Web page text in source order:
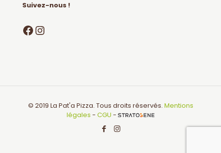
Suivez-nous !
Facebook
Instagram
© 2019 La Pat'a Pizza. Tous droits réservés. Mentions
légales - CGU -